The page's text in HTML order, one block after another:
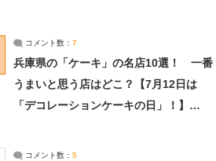
コメント数： 7
兵庫県の「ケーキ」の名店10選！ 一番
うまいと思う店はどこ？【7月12日は
「デコレーションケーキの日」！】
コメント数： 5